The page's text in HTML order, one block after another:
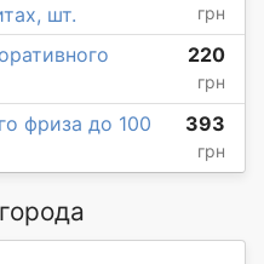
шт.
грн
220
грн
фриза до 100
393
грн